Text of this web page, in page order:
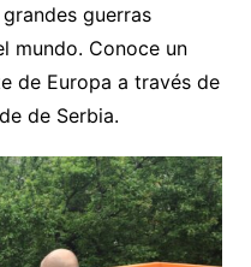
guerras
mundo. Conoce un
de Europa a través de
de Serbia.